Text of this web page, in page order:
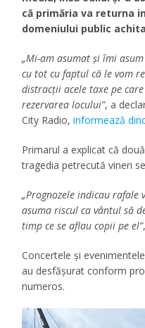
că primăria va returna
domeniului public
„Mi-am asumat și îmi
cu tot cu faptul că le vom
distracții acele taxe pe
rezervarea locului”, a
City Radio,informează
Primarul a explicat că
tragedia petrecută vineri
„Prognozele indicau rafale
asuma riscul ca vântul să
timp ce se aflau copii pe el”
Concertele și
au desfășurat conform
numeros.